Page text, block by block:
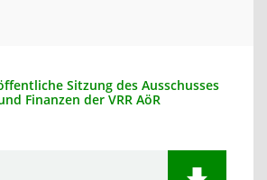
Sitzung des Ausschusses
Finanzen der VRR AöR